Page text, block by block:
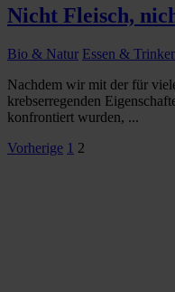
Nicht Fleisch,
Bio & Natur Essen &
Nachdem wir mit der für
krebserregenden
konfrontiert wurden, ...
Vorherige 1 2